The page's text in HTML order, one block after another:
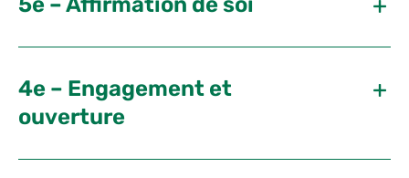
4e – Engagement et
ouverture